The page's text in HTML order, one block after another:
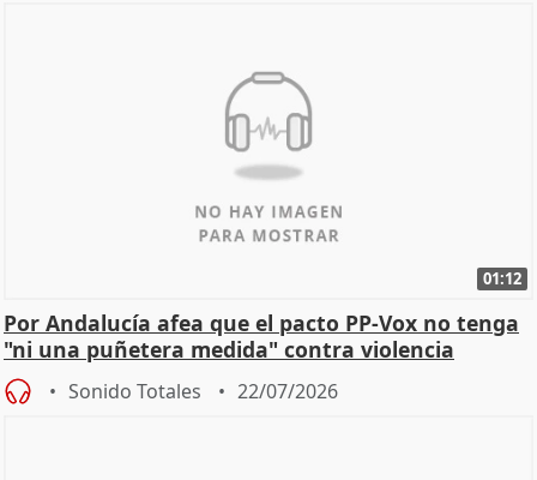
01:12
Por Andalucía afea que el pacto PP-Vox no tenga
"ni una puñetera medida" contra violencia
machista
Sonido Totales 22/07/2026